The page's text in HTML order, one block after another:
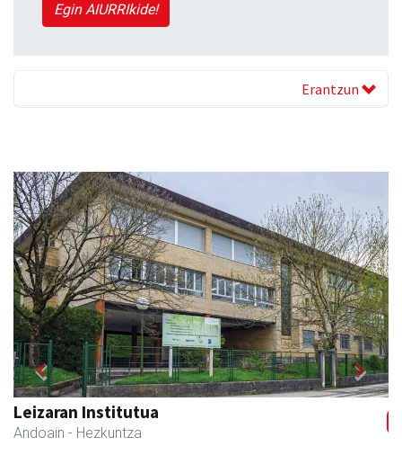
Egin AIURRIkide!
Erantzun
Leizaran Institutua
Andoain - Hezkuntza
Previous Next